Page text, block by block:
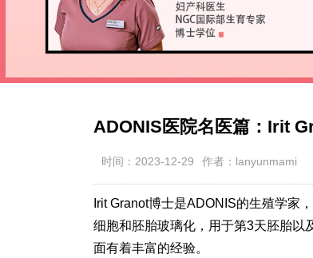
ADONIS医院名医篇：Irit
时间：2023-12-29 作者：lanyunmami
Irit Granot博士是ADONIS的生殖学家
细胞和胚胎玻璃化，用于第3天胚胎以
面有着丰富的经验。